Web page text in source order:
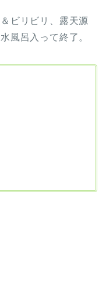
ビリビリ、露天源
風呂入って終了。